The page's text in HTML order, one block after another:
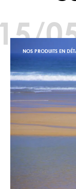
NOS PRODUITS EN